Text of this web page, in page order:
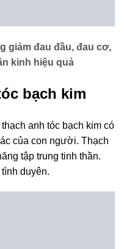
giảm đau đầu, đau cơ,
kinh hiệu quả
bạch kim
anh tóc bạch kim có
của con người. Thạch
tập trung tinh thần.
duyên.